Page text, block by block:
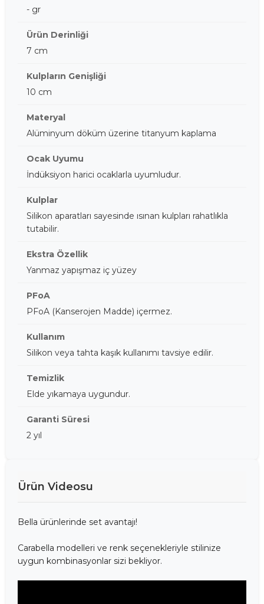
- gr
Ürün Derinliği
7 cm
Kulpların Genişliği
10 cm
Materyal
Alüminyum döküm üzerine titanyum kaplama
Ocak Uyumu
İndüksiyon harici ocaklarla uyumludur.
Kulplar
Silikon aparatları sayesinde ısınan kulpları rahatlıkla
tutabilir.
Ekstra Özellik
Yanmaz yapışmaz iç yüzey
PFoA
PFoA (Kanserojen Madde) içermez.
Kullanım
Silikon veya tahta kaşık kullanımı tavsiye edilir.
Temizlik
Elde yıkamaya uygundur.
Garanti Süresi
2 yıl
Ürün Videosu
Bella ürünlerinde set avantajı!
Carabella modelleri ve renk seçenekleriyle stilinize
uygun kombinasyonlar sizi bekliyor.